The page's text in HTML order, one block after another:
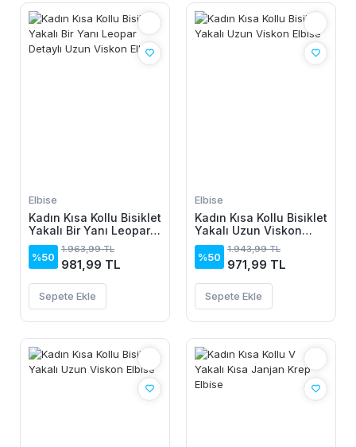
Elbise
Kadın Kısa Kollu Bisiklet
Yakalı Bir Yanı Leopar
Detaylı Uzun Viskon
Elbise
%50
1.963,99 TL
981,99 TL
Sepete Ekle
Elbise
Kadın Kısa Kollu Bisiklet
Yakalı Uzun Viskon
Elbise
%50
1.943,99 TL
971,99 TL
Sepete Ekle